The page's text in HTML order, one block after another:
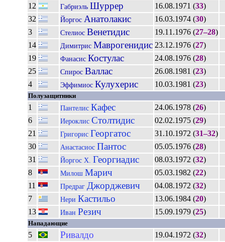
12 Габриэль Шуррер 16.08.1971 (33)
32
Йоргос Анатолакис 16.03.1974 (30)
3
Стелиос Венетидис 19.11.1976 (27–28)
14
Димитрис Маврогенидис 23.12.1976 (27)
19
Фанасис Костулас 24.08.1976 (28)
25
Спирос Валлас 26.08.1981 (23)
4
Эффимиос Кулухерис 10.03.1981 (23)
Полузащитники
1 Пантелис Кафес 24.06.1978 (26)
6
Иероклис Столтидис 02.02.1975 (29)
21
Григорис Георгатос 31.10.1972 (31–32)
30
Анастасиос Пантос 05.05.1976 (28)
31
Йоргос Х. Георгиадис 08.03.1972 (32)
8
Милош Марич 05.03.1982 (22)
11
Предраг Джорджевич 04.08.1972 (32)
7
Нери Кастильо 13.06.1984 (20)
13
Иван Резич 15.09.1979 (25)
Нападающие
5 Ривалдо 19.04.1972 (32)